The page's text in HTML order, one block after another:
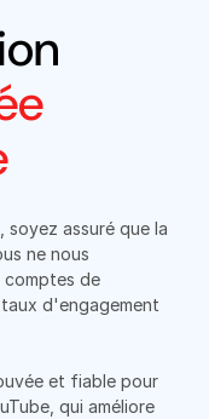
soyez assuré que la
ne nous
de
d'engagement
et fiable pour
qui améliore